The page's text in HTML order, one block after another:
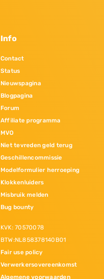
Info
Contact
Status
Nieuwspagina
Blogpagina
Forum
Affiliate programma
MVO
Niet tevreden geld terug
Geschillencommissie
Modelformulier herroeping
Klokkenluiders
Misbruik melden
Bug bounty
KVK: 70570078
BTW:NL858378140B01
Fair use policy
Verwerkersovereenkomst
Algemene voorwaarden